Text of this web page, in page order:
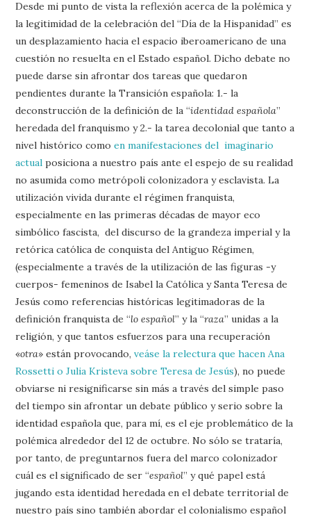
Desde mi punto de vista la reflexión acerca de la polémica y
la legitimidad de la celebración del “Día de la Hispanidad” es
un desplazamiento hacia el espacio iberoamericano de una
cuestión no resuelta en el Estado español. Dicho debate no
puede darse sin afrontar dos tareas que quedaron
pendientes durante la Transición española: 1.- la
deconstrucción de la definición de la “identidad española”
heredada del franquismo y 2.- la tarea decolonial que tanto a
nivel histórico comoen manifestaciones del imaginario
actual posiciona a nuestro país ante el espejo de su realidad
no asumida como metrópoli colonizadora y esclavista. La
utilización vivida durante el régimen franquista,
especialmente en las primeras décadas de mayor eco
simbólico fascista, del discurso de la grandeza imperial y la
retórica católica de conquista del Antiguo Régimen,
(especialmente a través de la utilización de las figuras -y
cuerpos- femeninos de Isabel la Católica y Santa Teresa de
Jesús como referencias históricas legitimadoras de la
definición franquista de “lo español” y la “raza” unidas a la
religión, y que tantos esfuerzos para una recuperación
«otra» están provocando,veáse la relectura que hacen Ana
Rossetti o Julia Kristeva sobre Teresa de Jesús), no puede
obviarse ni resignificarse sin más a través del simple paso
del tiempo sin afrontar un debate público y serio sobre la
identidad española que, para mí, es el eje problemático de la
polémica alrededor del 12 de octubre. No sólo se trataría,
por tanto, de preguntarnos fuera del marco colonizador
cuál es el significado de ser “español” y qué papel está
jugando esta identidad heredada en el debate territorial de
nuestro país sino también abordar el colonialismo español